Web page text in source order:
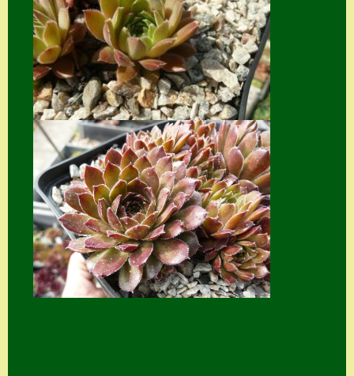
Shop
Suche
Sue Thomas
Translator
Versand
Versand von
Semps
Warenkorb
Warenkorb
Widerrufsbelehru
ng